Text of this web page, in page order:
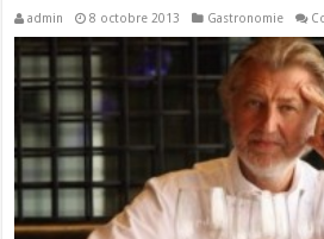
admin 8 octobre 2013 Gastronomie